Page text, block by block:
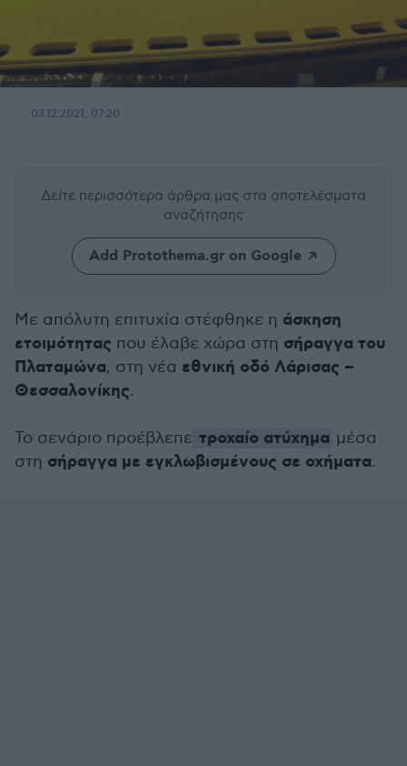
03.12.2021, 07:20
Δείτε περισσότερα άρθρα μας στα αποτελέσματα
αναζήτησης
Add Protothema.gr on Google
Με απόλυτη επιτυχία στέφθηκε η άσκηση
ετοιμότητας που έλαβε χώρα στη σήραγγα του
Πλαταμώνα, στη νέα εθνική οδό Λάρισας –
Θεσσαλονίκης.
Το σενάριο προέβλεπε τροχαίο ατύχημα μέσα
στη σήραγγα με εγκλωβισμένους σε οχήματα.